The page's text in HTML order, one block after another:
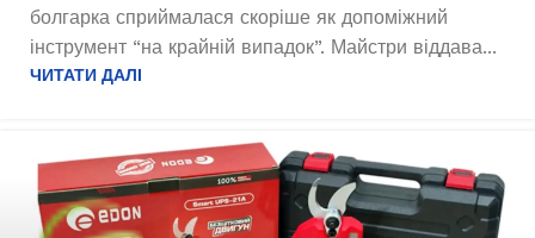
болгарка сприймалася скоріше як допоміжний
інструмент “на крайній випадок”. Майстри віддава...
ЧИТАТИ ДАЛІ